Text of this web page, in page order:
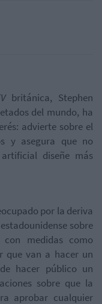
británica, Stephen
del mundo, ha
advierte sobre el
y asegura que no
diseñe más
por la deriva
sobre
medidas como
que van a hacer un
hacer público un
sobre que la
aprobar cualquier